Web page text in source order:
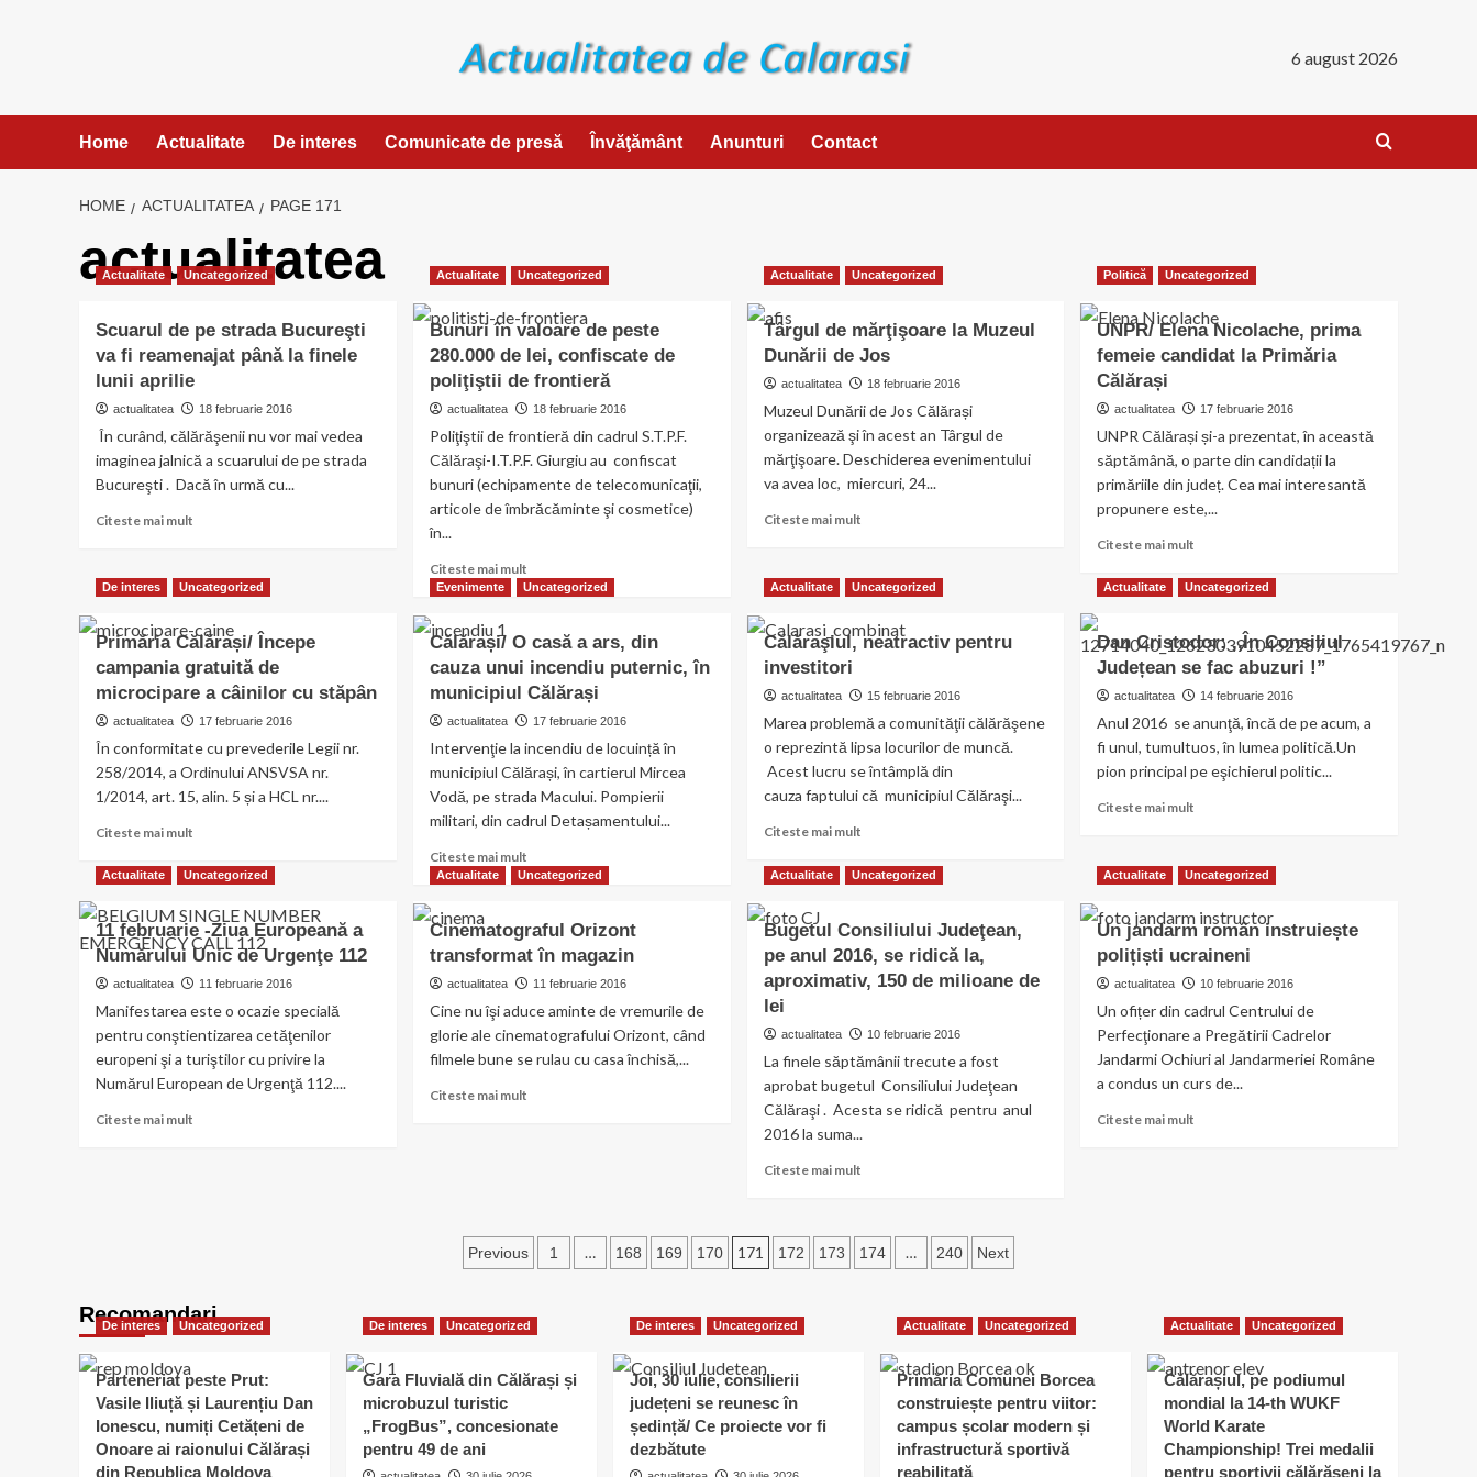
6 august 2026
Home Actualitate De interes Comunicate de presă Învăţământ Anunturi Contact
HOME ACTUALITATEA PAGE 171
actualitatea
Actualitate Uncategorized
Scuarul de pe strada Bucureşti
va fi reamenajat până la finele
lunii aprilie
actualitatea 18 februarie 2016
În curând, călărăşenii nu vor mai vedea
imaginea jalnică a scuarului de pe strada
Bucureşti . Dacă în urmă cu...
Citeste mai mult
Scuarul
de
strada
Bucureşti
reamenajat
până
la
finele
lunii
Actualitate Uncategorized
Bunuri în valoare de peste
280.000 de lei, confiscate de
poliţiştii de frontieră
actualitatea 18 februarie 2016
Poliţiştii de frontieră din cadrul S.T.P.F.
Călăraşi-I.T.P.F. Giurgiu au confiscat
bunuri (echipamente de telecomunicaţii,
articole de îmbrăcăminte şi cosmetice)
în...
Citeste mai multRead
more
în
valoare
de
peste
de
lei,
confiscate
de
de
frontieră
Actualitate Uncategorized
Târgul de mărţişoare la Muzeul
Dunării de Jos
actualitatea 18 februarie 2016
Muzeul Dunării de Jos Călărași
organizează şi în acest an Târgul de
mărţişoare. Deschiderea evenimentului
va avea loc, miercuri, 24...
Citeste mai multRead
Târgul
de
mărţişoare
la
de
Jos
Politică Uncategorized
UNPR/ Elena Nicolache, prima
femeie candidat la Primăria
Călărași
actualitatea 17 februarie 2016
UNPR Călărași și-a prezentat, în această
săptămână, o parte din candidații la
primăriile din județ. Cea mai interesantă
propunere este,...
Citeste mai mult
about
Nicolache,
prima
femeie
la
Primăria
Călărași
De interes Uncategorized
Primăria Călărași/ Începe
campania gratuită de
microcipare a câinilor cu stăpân
actualitatea 17 februarie 2016
În conformitate cu prevederile Legii nr.
258/2014, a Ordinului ANSVSA nr.
1/2014, art. 15, alin. 5 și a HCL nr....
Citeste mai mult
about
Călărași/
Începe
campania
gratuită
microcipare
a
câinilor
cu
Evenimente Uncategorized
Călărași/ O casă a ars, din
cauza unui incendiu puternic, în
municipiul Călărași
actualitatea 17 februarie 2016
Intervenţie la incendiu de locuință în
municipiul Călărași, în cartierul Mircea
Vodă, pe strada Macului. Pompierii
militari, din cadrul Detașamentului...
Citeste mai multRead
more
O
casă
a
din
cauza
unui
puternic,
Actualitate Uncategorized
Călăraşiul, neatractiv pentru
investitori
actualitatea 15 februarie 2016
Marea problemă a comunităţii călărăşene
o reprezintă lipsa locurilor de muncă.
Acest lucru se întâmplă din
cauza faptului că municipiul Călăraşi...
Citeste mai multRead
about
pentru
investitori
Actualitate Uncategorized
Dan Cristodor: ,,În Consiliul
Județean se fac abuzuri !”
actualitatea 14 februarie 2016
Anul 2016 se anunţă, încă de pe acum, a
fi unul, tumultuos, în lumea politică.Un
pion principal pe eşichierul politic...
Citeste mai mult
Dan
Cristodor:
,,În
Consiliul
Județean
fac
abuzuri
!”
Actualitate Uncategorized
11 februarie -Ziua Europeană a
Numărului Unic de Urgenţe 112
actualitatea 11 februarie 2016
Manifestarea este o ocazie specială
pentru conştientizarea cetăţenilor
europeni şi a turiştilor cu privire la
Numărul European de Urgenţă 112....
Citeste mai mult
Numărului
Unic
112
Actualitate Uncategorized
Cinematograful Orizont
transformat în magazin
actualitatea 11 februarie 2016
Cine nu îşi aduce aminte de vremurile de
glorie ale cinematografului Orizont, când
filmele bune se rulau cu casa închisă,...
Citeste mai multRead
magazin
Actualitate Uncategorized
Bugetul Consiliului Judeţean,
pe anul 2016, se ridică la,
aproximativ, 150 de milioane de
lei
actualitatea 10 februarie 2016
La finele săptămânii trecute a fost
aprobat bugetul Consiliului Judeţean
Călăraşi . Acesta se ridică pentru anul
2016 la suma...
Citeste mai multRead
Consiliului
Judeţean,
ridică
Actualitate Uncategorized
Un jandarm român instruiește
polițiști ucraineni
actualitatea 10 februarie 2016
Un ofițer din cadrul Centrului de
Perfecţionare a Pregătirii Cadrelor
Jandarmi Ochiuri al Jandarmeriei Române
a condus un curs de...
Citeste mai mult
Paginație
Previous 1 … 168 169 170 171 172 173 174 … 240 Next
Recomandari
De interes Uncategorized
Parteneriat peste Prut:
Vasile Iliuță și Laurențiu Dan
Ionescu, numiți Cetățeni de
Onoare ai raionului Călărași
din Republica Moldova
De interes Uncategorized
Gara Fluvială din Călărași și
microbuzul turistic
„FrogBus”, concesionate
pentru 49 de ani
De interes Uncategorized
Joi, 30 iulie, consilierii
județeni se reunesc în
ședință/ Ce proiecte vor fi
dezbătute
Actualitate Uncategorized
Primăria Comunei Borcea
construiește pentru viitor:
campus școlar modern și
infrastructură sportivă
reabilitată
Actualitate Uncategorized
Călărașiul, pe podiumul
mondial la 14-th WUKF
World Karate
Championship! Trei medalii
pentru sportivii călărășeni la